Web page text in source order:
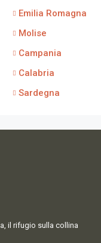
Emilia Romagna
Molise
Campania
Calabria
Sardegna
il rifugio sulla collina